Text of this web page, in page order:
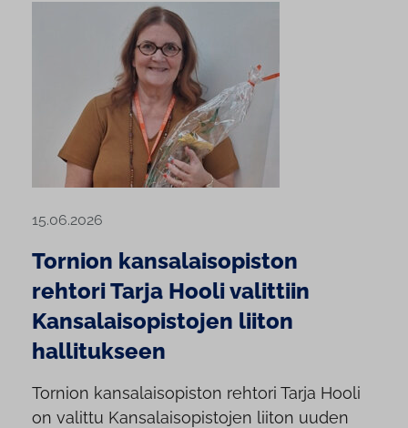
15.06.2026
Tornion kansalaisopiston
rehtori Tarja Hooli valittiin
Kansalaisopistojen liiton
hallitukseen
Tornion kansalaisopiston rehtori Tarja Hooli
on valittu Kansalaisopistojen liiton uuden